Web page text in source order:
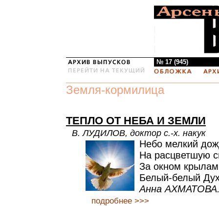
№ 17 (945)
Земля-кормилица
ТЕПЛО ОТ НЕБА И ЗЕМЛИ
В. ЛУДИЛОВ, доктор с.-х. накук
Небо мелкий
На расцветшую
За окном
Белый-белый
Анна
подробнее >>>